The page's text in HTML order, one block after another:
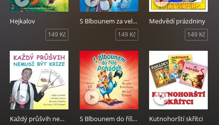
Hejkalov
149 Kč
S Blbounem za velkým dobrodružstvím
149 Kč
Medvědí prázdniny
149 Kč
Každý průšvih nemusí být krize S Blbounem do říše pohádek Kutnohorští skřítci